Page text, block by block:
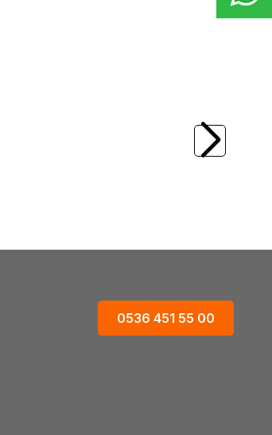
Daiwa Emblem SL 22 45 CW QD
0536 451 55 00